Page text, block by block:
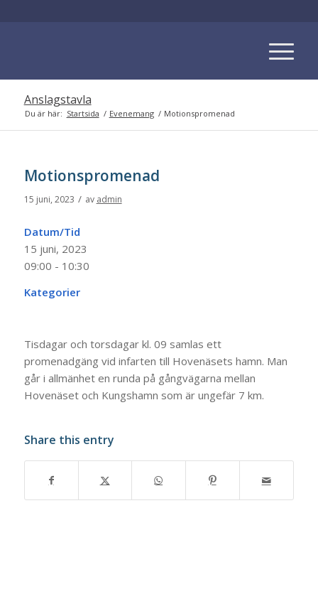
Anslagstavla
Du är här: Startsida / Evenemang / Motionspromenad
Motionspromenad
15 juni, 2023 / av admin
Datum/Tid
15 juni, 2023
09:00 - 10:30
Kategorier
Tisdagar och torsdagar kl. 09 samlas ett
promenadgäng vid infarten till Hovenäsets hamn. Man
går i allmänhet en runda på gångvägarna mellan
Hovenäset och Kungshamn som är ungefär 7 km.
Share this entry